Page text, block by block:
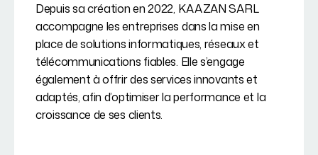
Depuis sa création en 2022, KAAZAN SARL
accompagne les entreprises dans la mise en
place de solutions informatiques, réseaux et
télécommunications fiables. Elle s’engage
également à offrir des services innovants et
adaptés, afin d’optimiser la performance et la
croissance de ses clients.